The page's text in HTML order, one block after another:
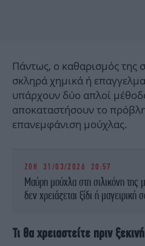
Πάντως, ο καθαρισμός της
σκληρά χημικά ή
υπάρχουν δύο απλοί
αποκαταστήσουν το
επανεμφάνιση μούχλας.
ΖΩΗ 31/03/2026 20:57
Μαύρη μούχλα στη σιλικόνη της
δεν χρειάζεται ξίδι ή μαγειρική
Τι θα χρειαστείτε πριν